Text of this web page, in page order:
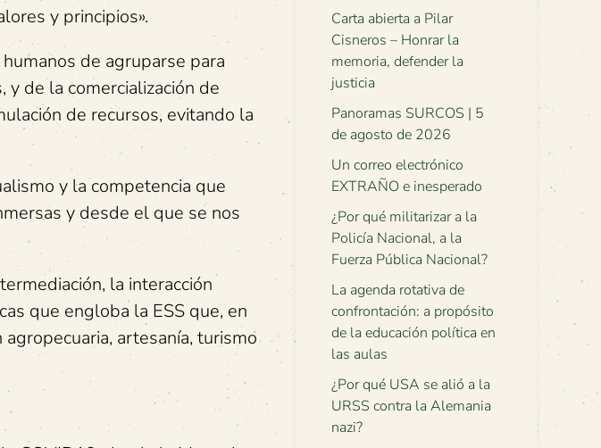
y principios».
de agruparse para
de la comercialización de
de recursos, evitando la
y la competencia que
y desde el que se nos
la interacción
que engloba la ESS que, en
artesanía, turismo
Carta abierta a Pilar
Cisneros – Honrar la
memoria, defender la
justicia
Panoramas SURCOS | 5
de agosto de 2026
Un correo electrónico
EXTRAÑO e inesperado
¿Por qué militarizar a la
Policía Nacional, a la
Fuerza Pública Nacional?
La agenda rotativa de
confrontación: a propósito
de la educación política en
las aulas
¿Por qué USA se alió a la
URSS contra la Alemania
nazi?